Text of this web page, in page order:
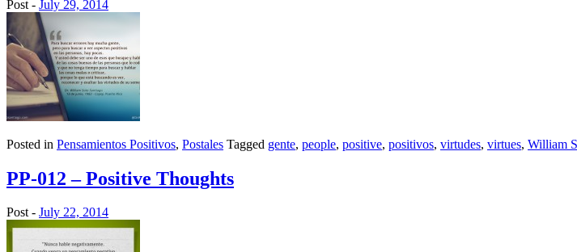
Post - July 29, 2014
Posted in Pensamientos Positivos, Postales Tagged gente, people, positive, positivos, virtudes, virtues, William
PP-012 – Positive Thoughts
Post - July 22, 2014